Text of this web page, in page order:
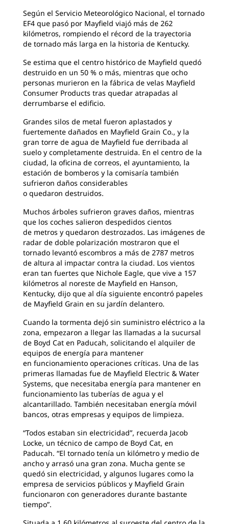
Según el Servicio Meteorológico Nacional, el tornado
EF4 que pasó por Mayfield viajó más de 262
kilómetros, rompiendo el récord de la trayectoria
de tornado más larga en la historia de Kentucky.
Se estima que el centro histórico de Mayfield quedó
destruido en un 50 % o más, mientras que ocho
personas murieron en la fábrica de velas Mayfield
Consumer Products tras quedar atrapadas al
derrumbarse el edificio.
Grandes silos de metal fueron aplastados y
fuertemente dañados en Mayfield Grain Co., y la
gran torre de agua de Mayfield fue derribada al
suelo y completamente destruida. En el centro de la
ciudad, la oficina de correos, el ayuntamiento, la
estación de bomberos y la comisaría también
sufrieron daños considerables
o quedaron destruidos.
Muchos árboles sufrieron graves daños, mientras
que los coches salieron despedidos cientos
de metros y quedaron destrozados. Las imágenes de
radar de doble polarización mostraron que el
tornado levantó escombros a más de 2787 metros
de altura al impactar contra la ciudad. Los vientos
eran tan fuertes que Nichole Eagle, que vive a 157
kilómetros al noreste de Mayfield en Hanson,
Kentucky, dijo que al día siguiente encontró papeles
de Mayfield Grain en su jardín delantero.
Cuando la tormenta dejó sin suministro eléctrico a la
zona, empezaron a llegar las llamadas a la sucursal
de Boyd Cat en Paducah, solicitando el alquiler de
equipos de energía para mantener
en funcionamiento operaciones críticas. Una de las
primeras llamadas fue de Mayfield Electric & Water
Systems, que necesitaba energía para mantener en
funcionamiento las tuberías de agua y el
alcantarillado. También necesitaban energía móvil
bancos, otras empresas y equipos de limpieza.
“Todos estaban sin electricidad”, recuerda Jacob
Locke, un técnico de campo de Boyd Cat, en
Paducah. “El tornado tenía un kilómetro y medio de
ancho y arrasó una gran zona. Mucha gente se
quedó sin electricidad, y algunos lugares como la
empresa de servicios públicos y Mayfield Grain
funcionaron con generadores durante bastante
tiempo”.